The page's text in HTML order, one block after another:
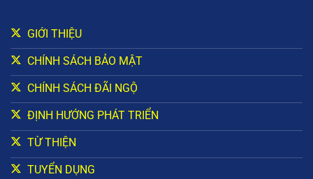
GIỚI THIỆU
CHÍNH SÁCH BẢO MẬT
CHÍNH SÁCH ĐÃI NGỘ
ĐỊNH HƯỚNG PHÁT TRIỂN
TỪ THIỆN
TUYỂN DỤNG